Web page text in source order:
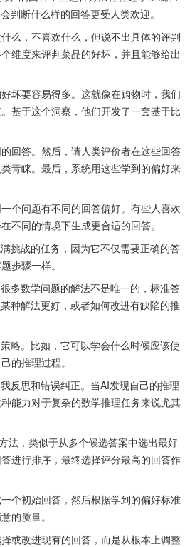
判断什么样的回答更受人类欢迎。
么，不喜欢什么，但说不出具体的评判
维度来评判菜品的好坏，并且能够给出
坏要容易得多。这就像在购物时，我们
基于这个洞察，他们开发了一套基于比
回答。然后，请人类评价者在这些回答
青睐。最后，系统用这些学到的偏好来
个问题有不同的回答偏好。有些人喜欢
不同的情境下生成更合适的回答。
挑战的任务，因为它不仅需要正确的答
步骤一样。
多数学问题的解法不是唯一的，标准答
种解法更好，或者如何改进有缺陷的推
略。比如，它可以学会什么时候应该使
的推理过程。
反思和错误纠正。当AI发现自己的推理
能力对于复杂的数学推理任务来说尤其
法，类似于从多个候选答案中选出最好
进行排序，最终选择评分最高的回答作
个初始回答，然后根据学到的偏好标准
的质量。
或改进现有的回答，而是从根本上调整